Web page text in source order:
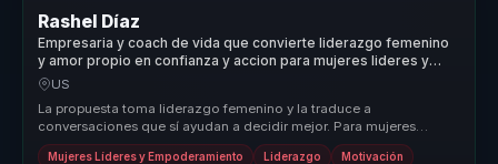
Rashel Díaz
Empresaria y coach de vida que convierte liderazgo femenino
y amor propio en confianza y accion para mujeres lideres y
equipos.
US
La propuesta toma liderazgo femenino y la traduce a
conversaciones que sí ayudan a decidir mejor. Para mujeres
lideres, redes empresarial...
Mujeres Líderes y Empoderamiento Liderazgo Motivación